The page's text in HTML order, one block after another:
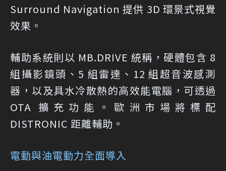
Surround Navigation 提供 3D 環景式視覺
效果。
輔助系統則以 MB.DRIVE 統稱，硬體包含 8
組攝影鏡頭、5 組雷達、12 組超音波感測
器，以及具水冷散熱的高效能電腦，可透過
OTA 擴充功能。歐洲市場將標配
DISTRONIC 距離輔助。
電動與油電動力全面導入